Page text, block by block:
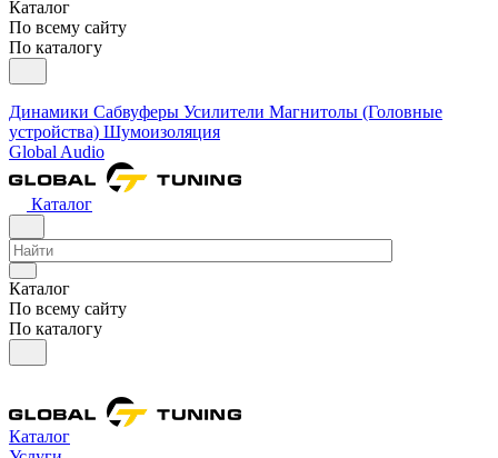
Каталог
По всему сайту
По каталогу
Динамики Сабвуферы Усилители Магнитолы (Головные
устройства) Шумоизоляция
Global Audio
Каталог
Каталог
По всему сайту
По каталогу
Каталог